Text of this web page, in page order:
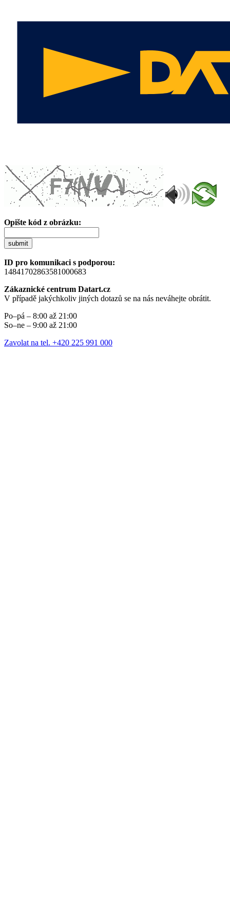
Opište kód z obrázku:
submit
ID pro komunikaci s podporou:
14841702863581000683
Zákaznické centrum Datart.cz
V případě jakýchkoliv jiných dotazů se na nás neváhejte obrátit.
Po–pá – 8:00 až 21:00
So–ne – 9:00 až 21:00
Zavolat na tel. +420 225 991 000